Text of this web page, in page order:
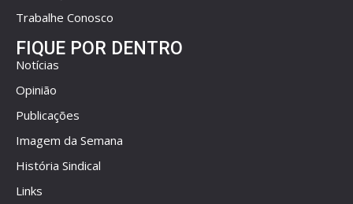
Trabalhe Conosco
FIQUE POR DENTRO
Notícias
Opinião
Publicações
Imagem da Semana
História Sindical
Links